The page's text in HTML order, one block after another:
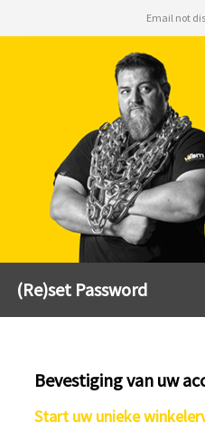
Email not
(Re)set Password
Bevestiging van uw
Start uw unieke